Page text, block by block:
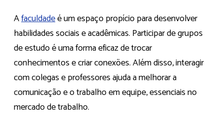
Afaculdadeé um espaço propício para desenvolver
habilidades sociais e acadêmicas. Participar de grupos
de estudo é uma forma eficaz de trocar
conhecimentos e criar conexões. Além disso, interagir
com colegas e professores ajuda a melhorar a
comunicação e o trabalho em equipe, essenciais no
mercado de trabalho.